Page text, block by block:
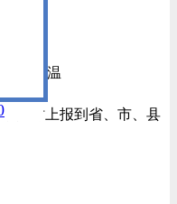
量，水温
定时上报到省、市、县